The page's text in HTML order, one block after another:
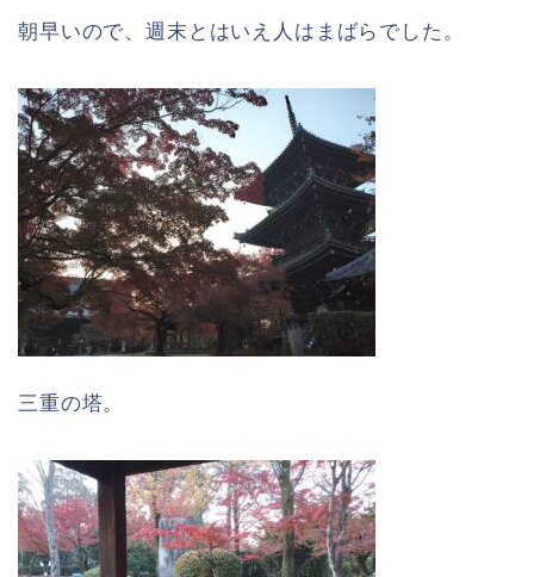
朝早いので、週末とはいえ人はまばらでした。
三重の塔。